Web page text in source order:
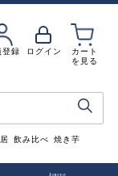
登録 ログイン
カート
を見る
飲み比べ 焼き芋